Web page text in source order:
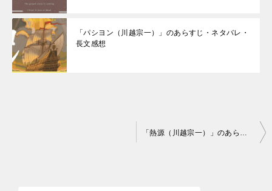
「パシヨン（川越宗一）」のあらすじ・ネタバレ・
長文感想
「熱源（川越宗一）」のあらすじ・ネタバレ・長文感想